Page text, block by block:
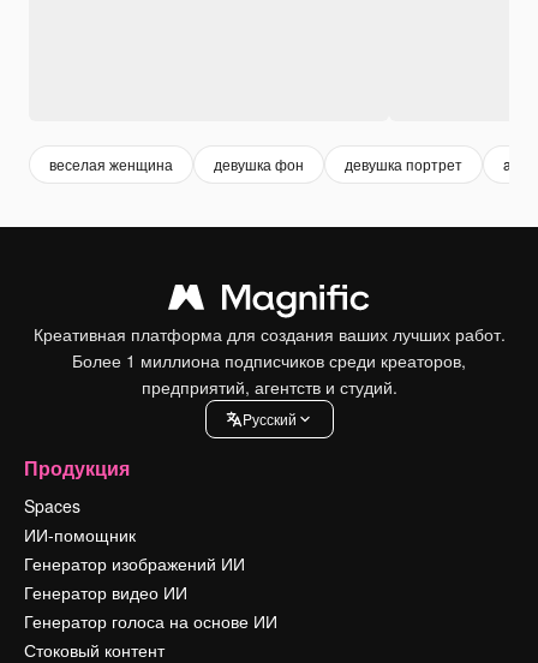
веселая женщина девушка фон девушка портрет
Креативная платформа для создания ваших лучших работ.
Более 1 миллиона подписчиков среди креаторов,
предприятий, агентств и студий.
Pусский
Продукция
Spaces
ИИ-помощник
Генератор изображений ИИ
Генератор видео ИИ
Генератор голоса на основе ИИ
Стоковый контент